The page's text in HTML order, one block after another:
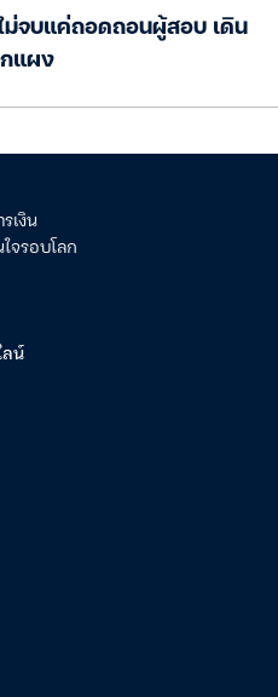
จบแค่ถอดถอนผู้สอบ เดิน
แผง
เงิน
จรอบโลก
น์